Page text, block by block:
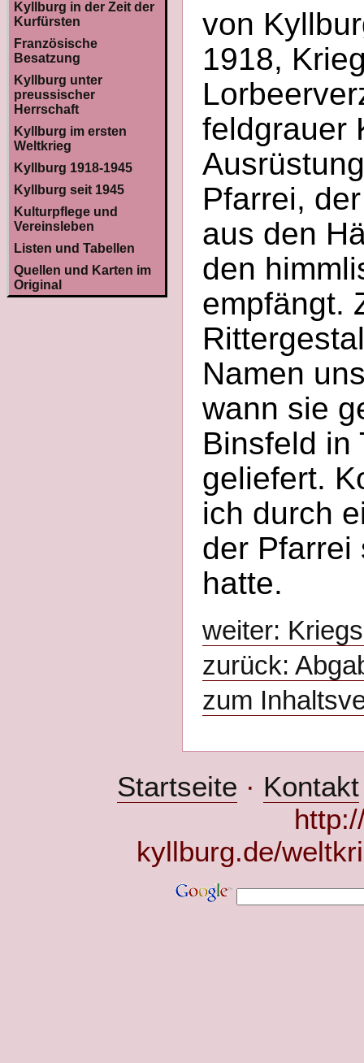
Kyllburg in der Zeit der
Kurfürsten
Französische
Besatzung
Kyllburg unter
preussischer
Herrschaft
Kyllburg im ersten
Weltkrieg
Kyllburg 1918-1945
Kyllburg seit 1945
Kulturpflege und
Vereinsleben
Listen und Tabellen
Quellen und Karten im
Original
von
1918,
feldgrauer
Pfarrei,
aus den
den
empfängt.
Namen
wann sie
Binsfeld in
geliefert.
ich durch
der Pfarrei
hatte.
weiter:
zurück:
zum
Startseite · Kontakt
kyllburg.de/